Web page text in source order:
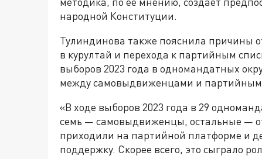
народной Конституции.
Тулиндинова также пояснила причины
в курултай и перехода к партийным
выборов 2023 года в одномандатных
между самовыдвиженцами и
«В ходе выборов 2023 года в 29
семь — самовыдвиженцы, остальные —
приходили на партийной платформе и
поддержку. Скорее всего, это сыграло